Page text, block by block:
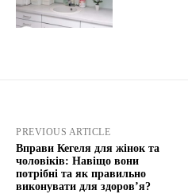
PREVIOUS ARTICLE
Вправи Кегеля для жінок та
чоловіків: Навіщо вони
потрібні та як правильно
виконувати для здоров’я?